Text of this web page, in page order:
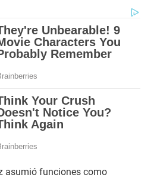
asumió funciones como